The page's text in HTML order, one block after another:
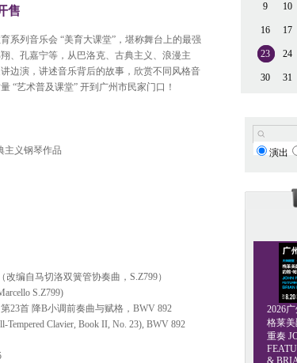
售
系列音乐会 “美育大课堂”，堪称舞台上的最强
、孔嘉宁等，从巴洛克、古典主义、浪漫主
边演，讲述音乐背后的故事，欣赏不同风格音
“艺术普及课堂” 开到广州市民家门口！
主义钢琴作品
编自马切洛双簧管协奏曲，S.Z799）
S.Z799)
23首 降B小调前奏曲与赋格，BWV 892
Tempered Clavier, Book II, No. 23), BWV 892
9 10
16 17
23 24
30 31
演出
2026
格莱美
重奏
&